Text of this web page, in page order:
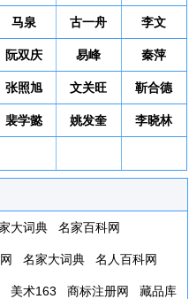
马泉 古一舟 李文
阮双庆 易峰 秦萍
张照旭 文关旺 靳合德
裴学懿 姚发奎 李晓林
大词典 名家百科网
名家大词典 名人百科网
美术163 商标注册网 藏品库